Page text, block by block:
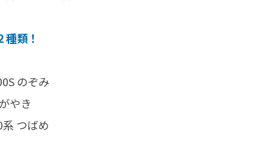
類！
のぞみ
やき
つばめ